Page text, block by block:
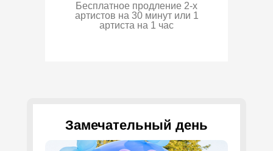
Бесплатное продление 2-х
артистов на 30 минут или 1
артиста на 1 час
Замечательный день